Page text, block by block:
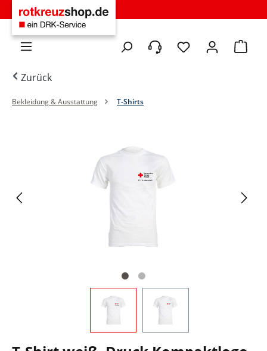
Zum Hauptinhalt springen
Du hast 0
Zurück
Bekleidung & Ausstattung T-Shirts